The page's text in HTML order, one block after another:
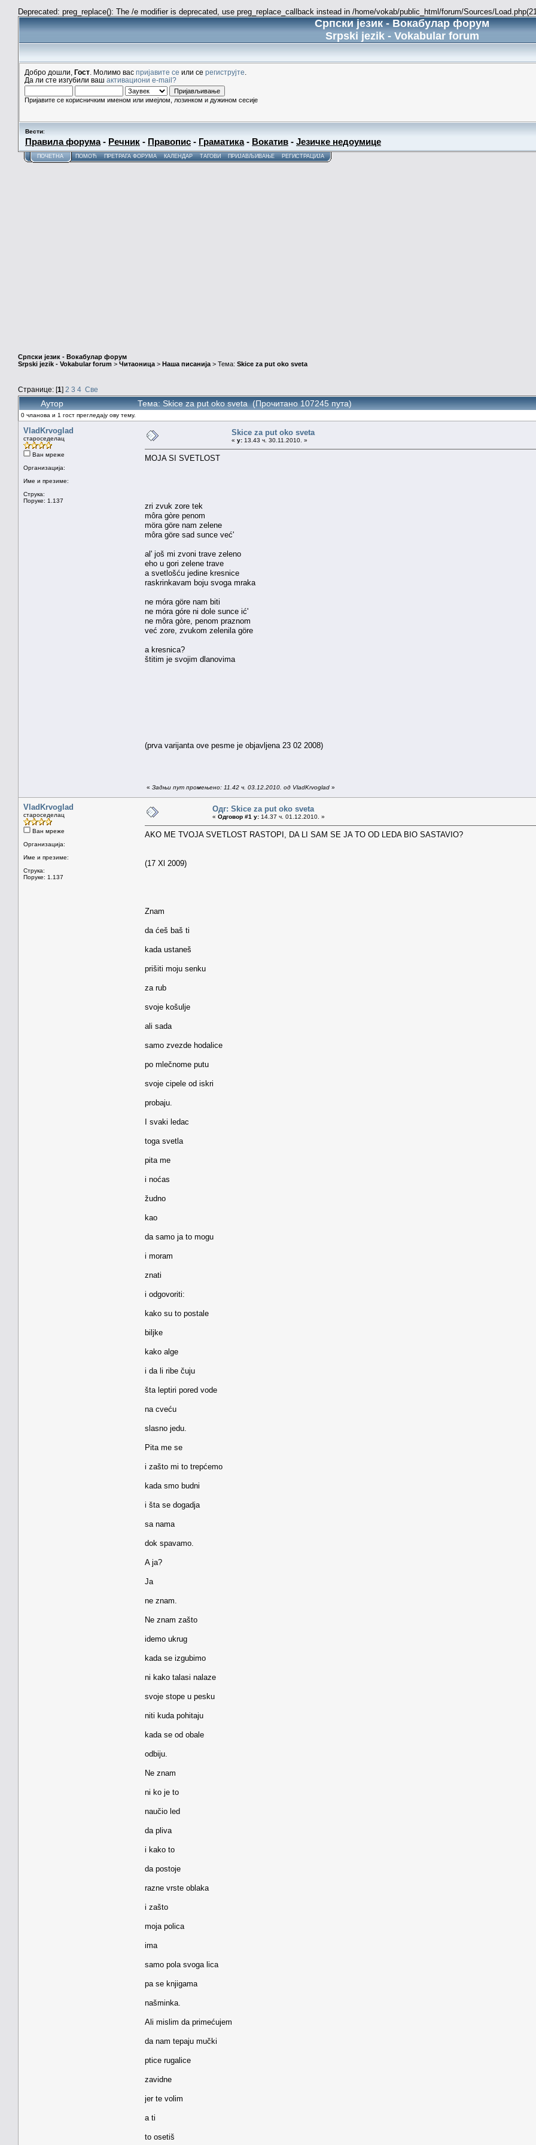
Deprecated: preg_replace(): The /e modifier is deprecated, use preg_replace_callback instead in /home/vokab/public_html/forum/Sources/
Српски језик - Вокабулар форум
Srpski jezik - Vokabular forum
Добро дошли, Гост . Молимо вас пријавите се или се региструјте
Да ли сте изгубили ваш активациони e-mail?
Пријавите се корисничким именом или имејлом, лозинком и дужином сесије
Вести:
Правила форума- Речник - Правопис - Граматика- Вокатив - Језичке недоумице
ПОЧЕТНА ПОМОЋ ПРЕТРАГА ФОРУМА КАЛЕНДАР ТАГОВИ ПРИЈАВЉИВАЊЕ РЕГИСТРАЦИЈА
Српски језик - Вокабулар форум
Srpski jezik - Vokabular forum > Читаоница > Наша писанија > Тема: Skice za put oko sveta
Странице: [1] 2 3 4 Све
Аутор Тема: Skice za put oko sveta (Прочитано 107245 пута)
0 чланова и 1 гост прегледају ову тему.
VladKrvoglad
староседелац
Ван мреже
Организација:
Име и презиме:
Струка:
Поруке: 1.137
Skice za put oko sveta
« у: 13.43 ч. 30.11.2010. »
MOJA SI SVETLOST
zri zvuk zore tek
môra gòre penom
möra göre nam zelene
môra göre sad sunce već'
al' još mi zvoni trave zeleno
eho u gori zelene trave
a svetlošću jedine kresnice
raskrinkavam boju svoga mraka
ne móra göre nam biti
ne móra góre ni dole sunce ić'
ne môra gòre, penom praznom
već zore, zvukom zelenila göre
a kresnica?
štitim je svojim dlanovima
(prva varijanta ove pesme je objavljena 23 02 2008)
« Задњи пут промењено: 11.42 ч. 03.12.2010. од VladKrvoglad »
VladKrvoglad
староседелац
Ван мреже
Организација:
Име и презиме:
Струка:
Поруке: 1.137
Одг: Skice za put oko sveta
« Одговор #1 у: 14.37 ч. 01.12.2010. »
AKO ME TVOJA SVETLOST RASTOPI, DA LI SAM SE JA TO OD LEDA BIO SASTAVIO?
(17 Xl 2009)
Znam
da ćeš baš ti
kada ustaneš
prišiti moju senku
za rub
svoje košulje
ali sada
samo zvezde hodalice
po mlečnome putu
svoje cipele od iskri
probaju.
I svaki ledac
toga svetla
pita me
i noćas
žudno
kao
da samo ja to mogu
i moram
znati
i odgovoriti:
kako su to postale
biljke
kako alge
i da li ribe čuju
šta leptiri pored vode
na cveću
slasno jedu.
Pita me se
i zašto mi to trepćemo
kada smo budni
i šta se dogadja
sa nama
dok spavamo.
A ja?
Ja
ne znam.
Ne znam zašto
idemo ukrug
kada se izgubimo
ni kako talasi nalaze
svoje stope u pesku
niti kuda pohitaju
kada se od obale
odbiju.
Ne znam
ni ko je to
naučio led
da pliva
i kako to
da postoje
razne vrste oblaka
i zašto
moja polica
ima
samo pola svoga lica
pa se knjigama
našminka.
Ali mislim da primećujem
da nam tepaju mučki
ptice rugalice
zavidne
jer te volim
a ti
to osetiš